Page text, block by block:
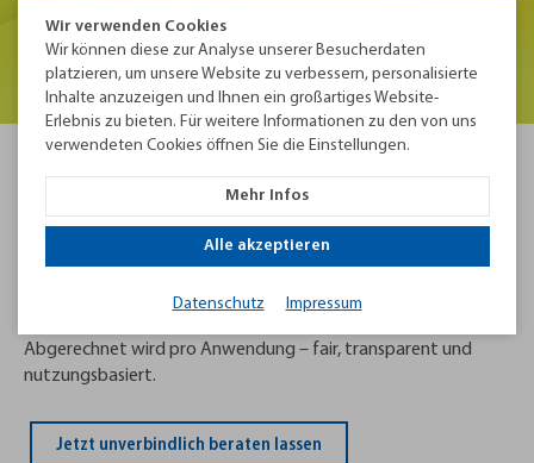
Pay-Per-Use
Moderne Verpackungstechnik flexibel nutzen. Zahlen
Sie nur, was Sie wirklich verwenden.
Mit Pay-Per-Use erhalten Sie professionelle Maschinen für das
Abgerechnet wird pro Anwendung – fair, transparent und
nutzungsbasiert.
Jetzt unverbindlich beraten lassen
Wir verwenden Cookies
Wir können diese zur Analyse unserer Besucherdaten
platzieren, um unsere Website zu verbessern, personalisierte
Inhalte anzuzeigen und Ihnen ein großartiges Website-
Erlebnis zu bieten. Für weitere Informationen zu den von uns
verwendeten Cookies öffnen Sie die Einstellungen.
Mehr Infos
Alle akzeptieren
Datenschutz Impressum